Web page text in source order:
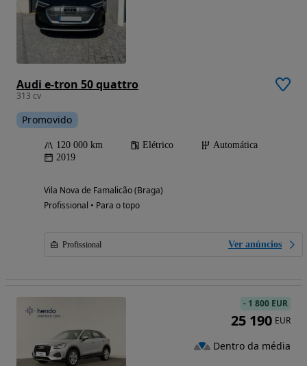
Audi e-tron 50 quattro
313 cv
Promovido
120 000 km Elétrico
Automática
2019
Vila Nova de Famalicão (Braga)
Profissional • Para o topo
Profissional Ver anúncios
- 1 800 EUR
25 190 EUR
Dentro da média